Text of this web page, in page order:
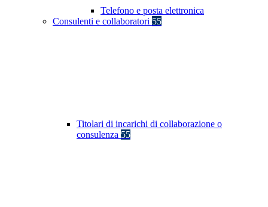
Telefono e posta elettronica
Consulenti e collaboratori 55
Titolari di incarichi di collaborazione o
consulenza 55